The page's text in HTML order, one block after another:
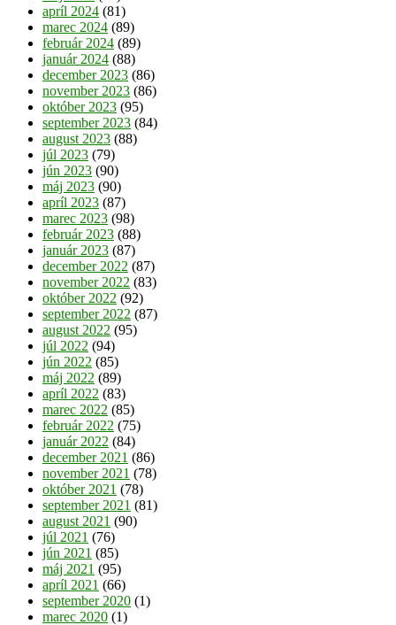
apríl 2024 (81)
marec 2024 (89)
február 2024 (89)
január 2024 (88)
december 2023 (86)
november 2023 (86)
október 2023 (95)
september 2023 (84)
august 2023 (88)
júl 2023 (79)
jún 2023 (90)
máj 2023 (90)
apríl 2023 (87)
marec 2023 (98)
február 2023 (88)
január 2023 (87)
december 2022 (87)
november 2022 (83)
október 2022 (92)
september 2022 (87)
august 2022 (95)
júl 2022 (94)
jún 2022 (85)
máj 2022 (89)
apríl 2022 (83)
marec 2022 (85)
február 2022 (75)
január 2022 (84)
december 2021 (86)
november 2021 (78)
október 2021 (78)
september 2021 (81)
august 2021 (90)
júl 2021 (76)
jún 2021 (85)
máj 2021 (95)
apríl 2021 (66)
september 2020 (1)
marec 2020 (1)